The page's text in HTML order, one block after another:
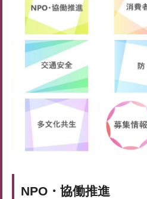
NPO・協働推進